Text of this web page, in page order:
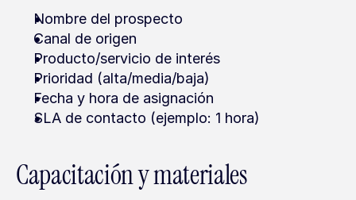
Nombre del prospecto
Canal de origen
Producto/servicio de interés
Prioridad (alta/media/baja)
Fecha y hora de asignación
SLA de contacto (ejemplo: 1 hora)
Capacitación y materiales